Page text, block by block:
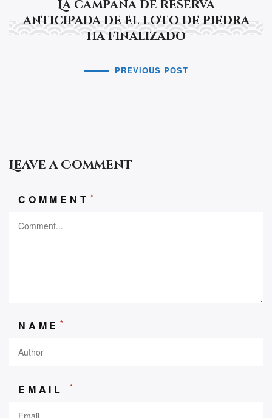
La campaña de reserva
anticipada de El loto de piedra
ha finalizado
PREVIOUS POST
Leave a Comment
COMMENT *
NAME *
EMAIL *